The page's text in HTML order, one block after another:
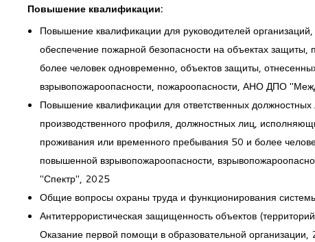
Повышение квалификации:
Повышение квалификации для руководителей
обеспечение пожарной безопасности на объектах
более человек одновременно, объектов защиты,
взрывопожароопасности, пожароопасности, АНО ДПО
Повышение квалификации для ответственных
производственного профиля, должностных лиц,
проживания или временного пребывания 50 и более
повышенной взрывопожароопасности,
"Спектр", 2025
Общие вопросы охраны труда и функционирования
Антитеррористическая защищенность объектов
Оказание первой помощи в образовательной организации,